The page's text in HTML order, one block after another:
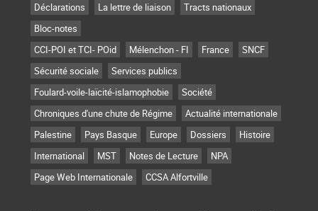
Déclarations
La lettre de liaison
Tracts nationaux
Bloc-notes
CCI-POI et TCI- POid
Mélenchon - FI France
SNCF
Sécurité sociale
Services publics
Foulard-voile-laïcité-islamophobie
Société
Chroniques d'une chute de Régime
Actualité internationale
Palestine
Pays Basque Europe Dossiers
Histoire
International
MST Notes de Lecture
NPA
Page Web Internationale
CCSA Alfortville